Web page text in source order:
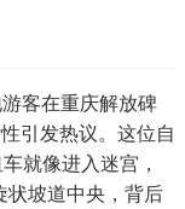
客在重庆解放碑
引发热议。这位自
就像进入迷宫，
状坡道中央，背后